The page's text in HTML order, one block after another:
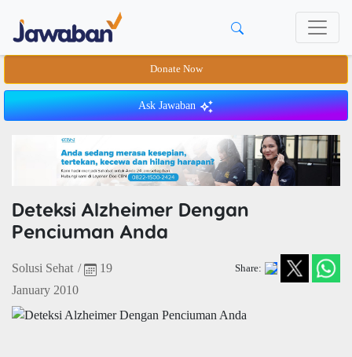
Donate Now
Ask Jawaban
Deteksi Alzheimer Dengan
Penciuman Anda
Solusi Sehat /
19
January 2010
Share: